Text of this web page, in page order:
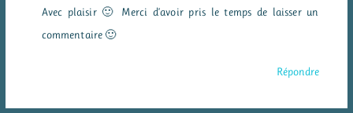
Avec plaisir 🙂 Merci d’avoir pris le temps de laisser un
commentaire 🙂
Répondre